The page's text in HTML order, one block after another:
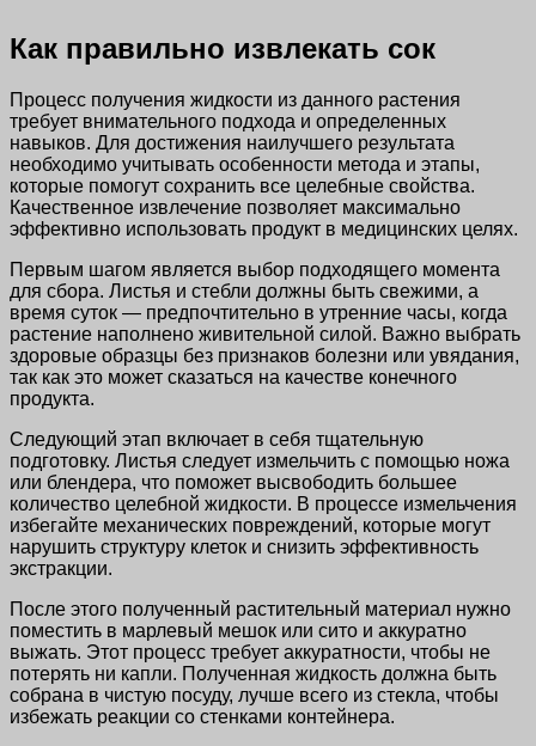
Как правильно извлекать сок
Процесс получения жидкости из данного растения
требует внимательного подхода и определенных
навыков. Для достижения наилучшего результата
необходимо учитывать особенности метода и этапы,
которые помогут сохранить все целебные свойства.
Качественное извлечение позволяет максимально
эффективно использовать продукт в медицинских целях.
Первым шагом является выбор подходящего момента
для сбора. Листья и стебли должны быть свежими, а
время суток — предпочтительно в утренние часы, когда
растение наполнено живительной силой. Важно выбрать
здоровые образцы без признаков болезни или увядания,
так как это может сказаться на качестве конечного
продукта.
Следующий этап включает в себя тщательную
подготовку. Листья следует измельчить с помощью ножа
или блендера, что поможет высвободить большее
количество целебной жидкости. В процессе измельчения
избегайте механических повреждений, которые могут
нарушить структуру клеток и снизить эффективность
экстракции.
После этого полученный растительный материал нужно
поместить в марлевый мешок или сито и аккуратно
выжать. Этот процесс требует аккуратности, чтобы не
потерять ни капли. Полученная жидкость должна быть
собрана в чистую посуду, лучше всего из стекла, чтобы
избежать реакции со стенками контейнера.